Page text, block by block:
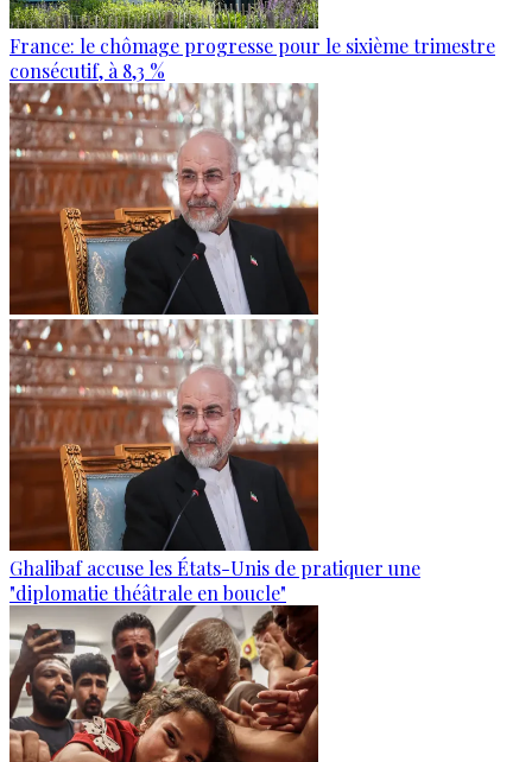
France: le chômage progresse pour le sixième trimestre
consécutif, à 8,3 %
Ghalibaf accuse les États-Unis de pratiquer une
"diplomatie théâtrale en boucle"